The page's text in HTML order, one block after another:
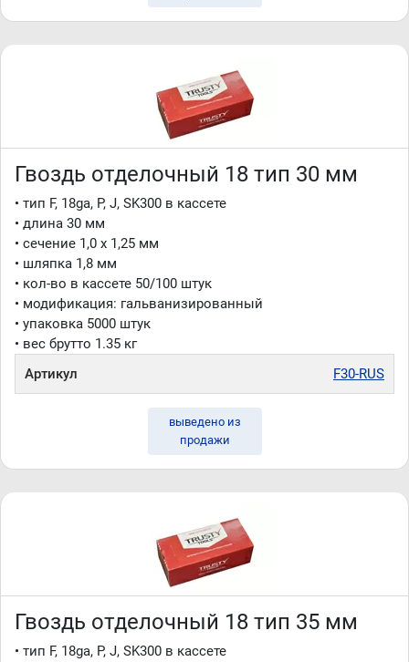
Гвоздь отделочный 18 тип 30 мм
• тип F, 18ga, P, J, SK300 в кассете
• длина 30 мм
• сечение 1,0 x 1,25 мм
• шляпка 1,8 мм
• кол-во в кассете 50/100 штук
• модификация: гальванизированный
• упаковка 5000 штук
• вес брутто 1.35 кг
Артикул
F30-RUS
выведено из
продажи
Гвоздь отделочный 18 тип 35 мм
• тип F, 18ga, P, J, SK300 в кассете